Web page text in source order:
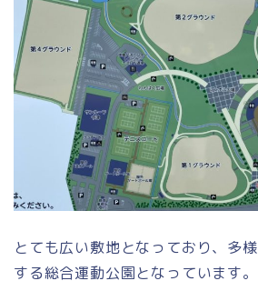
とても広い敷地となっており、多
する総合運動公園となっています。